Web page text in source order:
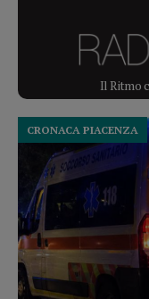
Il Ritmo
CRONACA PIACENZA